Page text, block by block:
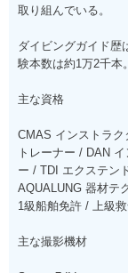
取り組んでいる。
ダイビングガイド歴
験本数は約1万2千本。
主な資格
CMAS インストラ
トレーナー / DAN
ー / TDI エクステン
AQUALUNG 器材テ
1級船舶免許 / 上級
主な撮影機材